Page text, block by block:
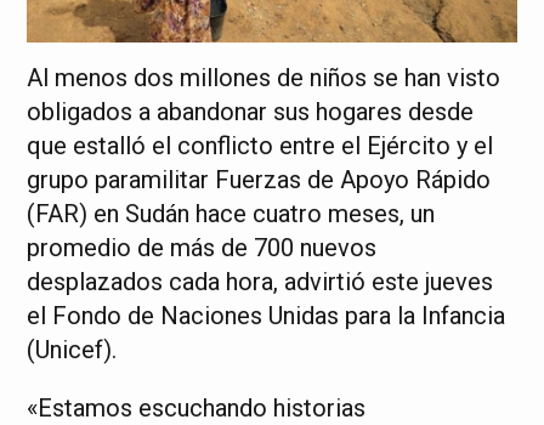
Al menos dos millones de niños se han visto
obligados a abandonar sus hogares desde
que estalló el conflicto entre el Ejército y el
grupo paramilitar Fuerzas de Apoyo Rápido
(FAR) en Sudán hace cuatro meses, un
promedio de más de 700 nuevos
desplazados cada hora, advirtió este jueves
el Fondo de Naciones Unidas para la Infancia
(Unicef).
«Estamos escuchando historias